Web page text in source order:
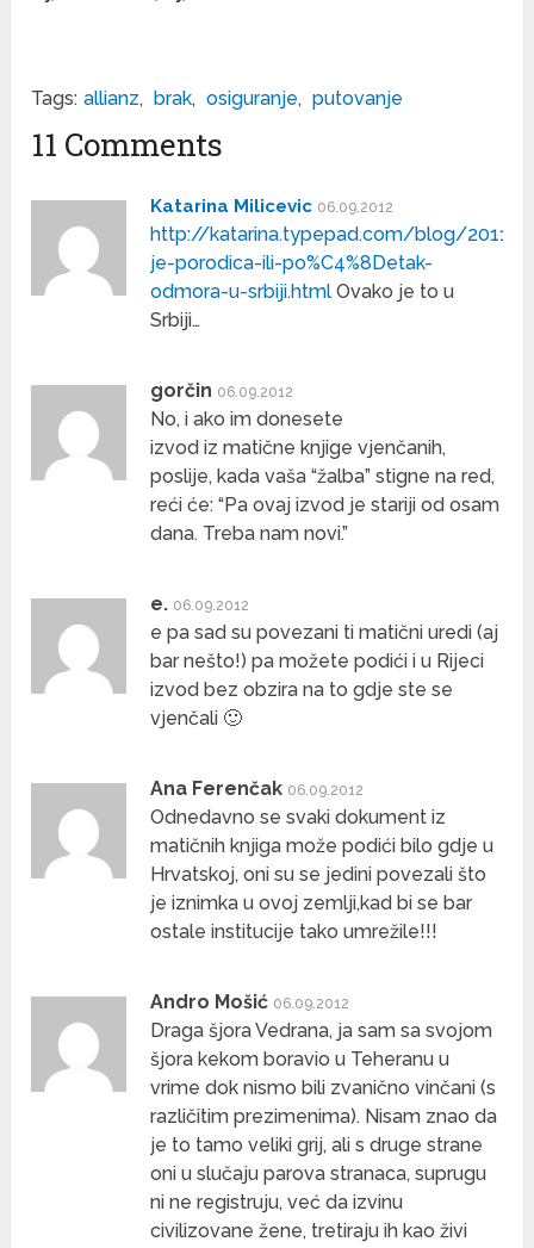
Tags: allianz, brak, osiguranje, putovanje
11 Comments
Katarina Milicevic 06.09.2012
http://katarina.typepad.com/blog/2011/
je-porodica-ili-po%C4%8Detak-
odmora-u-srbiji.html Ovako je to u
Srbiji…
gorčin 06.09.2012
No, i ako im donesete
izvod iz matične knjige vjenčanih,
poslije, kada vaša “žalba” stigne na red,
reći će: “Pa ovaj izvod je stariji od osam
dana. Treba nam novi.”
e. 06.09.2012
e pa sad su povezani ti matični uredi (aj
bar nešto!) pa možete podići i u Rijeci
izvod bez obzira na to gdje ste se
vjenčali 🙂
Ana Ferenčak 06.09.2012
Odnedavno se svaki dokument iz
matičnih knjiga može podići bilo gdje u
Hrvatskoj, oni su se jedini povezali što
je iznimka u ovoj zemlji,kad bi se bar
ostale institucije tako umrežile!!!
Andro Mošić 06.09.2012
Draga šjora Vedrana, ja sam sa svojom
šjora kekom boravio u Teheranu u
vrime dok nismo bili zvanično vinčani (s
različitim prezimenima). Nisam znao da
je to tamo veliki grij, ali s druge strane
oni u slučaju parova stranaca, suprugu
ni ne registruju, već da izvinu
civilizovane žene, tretiraju ih kao živi